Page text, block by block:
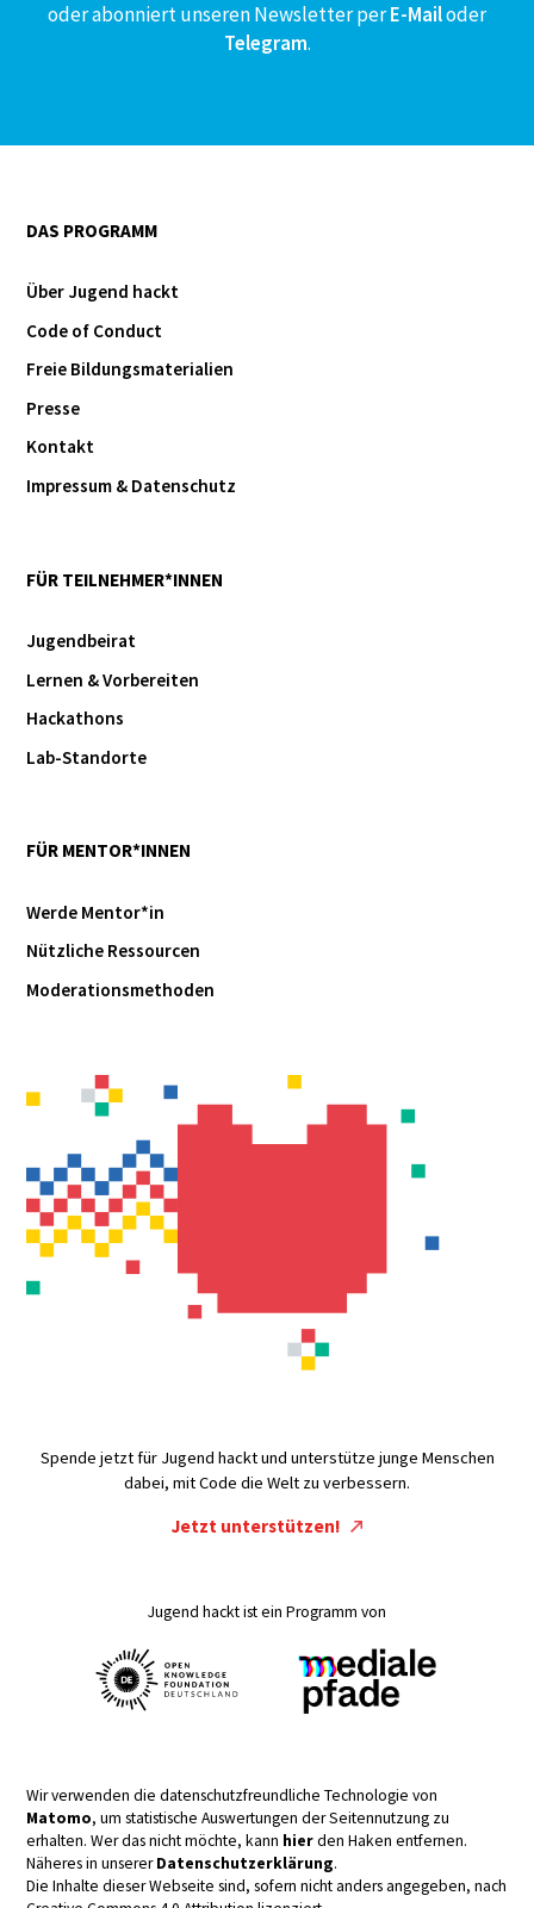
oder abonniert unseren Newsletter perE-Mailoder
Telegram.
DAS PROGRAMM
Über Jugend hackt
Code of Conduct
Freie Bildungsmaterialien
Presse
Kontakt
Impressum & Datenschutz
FÜR TEILNEHMER*INNEN
Jugendbeirat
Lernen & Vorbereiten
Hackathons
Lab-Standorte
FÜR MENTOR*INNEN
Werde Mentor*in
Nützliche Ressourcen
Moderationsmethoden
Spende jetzt für Jugend hackt und unterstütze junge Menschen
dabei, mit Code die Welt zu verbessern.
Jetzt unterstützen!
Jugend hackt ist ein Programm von
Wir verwenden die datenschutzfreundliche Technologie von
Matomo, um statistische Auswertungen der Seitennutzung zu
erhalten. Wer das nicht möchte, kann hierden Haken entfernen.
Näheres in unsererDatenschutzerklärung.
Die Inhalte dieser Webseite sind, sofern nicht anders angegeben, nach